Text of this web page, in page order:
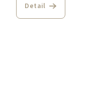
Detail